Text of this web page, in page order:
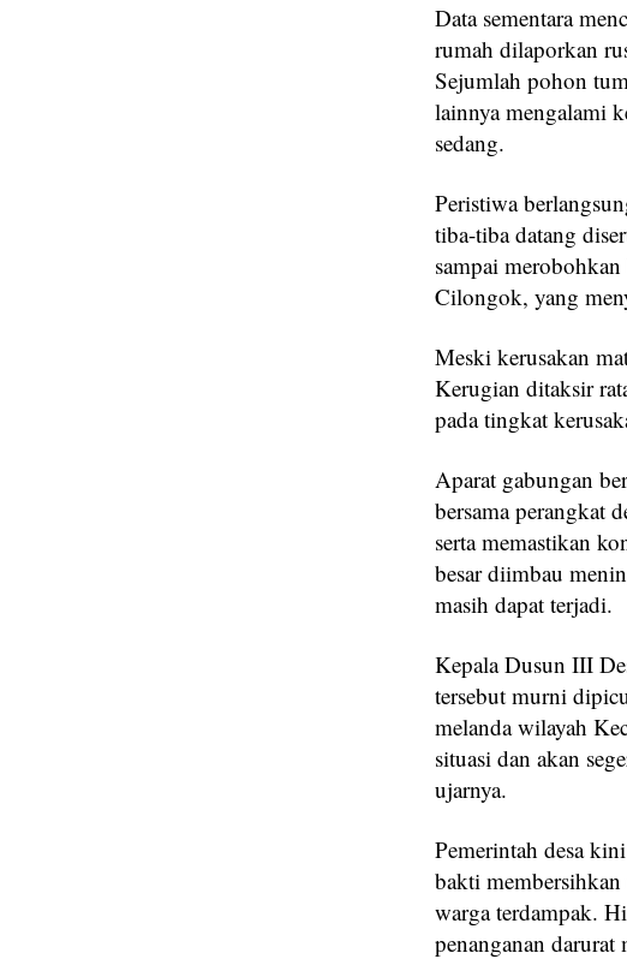
Data sementara
rumah dilaporkan
Sejumlah pohon
lainnya mengalami
sedang.
Peristiwa
tiba-tiba datang
sampai
Cilongok, yang
Meski kerusakan
Kerugian ditaksir
pada tingkat
Aparat gabungan
bersama perangkat
serta memastikan
besar diimbau
masih dapat terjadi.
Kepala Dusun III
tersebut murni
melanda wilayah
situasi dan akan
ujarnya.
Pemerintah desa
bakti
warga terdampak.
penanganan